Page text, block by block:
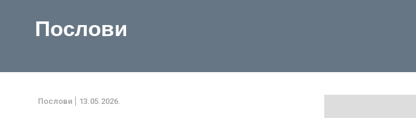
Послови
Послови 13.05.2026.